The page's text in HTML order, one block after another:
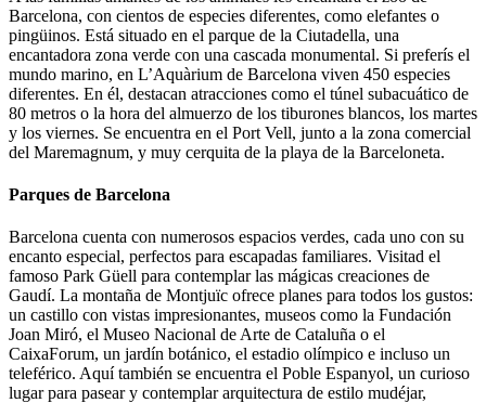
Barcelona, con cientos de especies diferentes, como elefantes o
pingüinos. Está situado en el parque de la Ciutadella, una
encantadora zona verde con una cascada monumental. Si preferís el
mundo marino, en L’Aquàrium de Barcelona viven 450 especies
diferentes. En él, destacan atracciones como el túnel subacuático de
80 metros o la hora del almuerzo de los tiburones blancos, los martes
y los viernes. Se encuentra en el Port Vell, junto a la zona comercial
del Maremagnum, y muy cerquita de la playa de la Barceloneta.
Parques de Barcelona
Barcelona cuenta con numerosos espacios verdes, cada uno con su
encanto especial, perfectos para escapadas familiares. Visitad el
famoso Park Güell para contemplar las mágicas creaciones de
Gaudí. La montaña de Montjuïc ofrece planes para todos los gustos:
un castillo con vistas impresionantes, museos como la Fundación
Joan Miró, el Museo Nacional de Arte de Cataluña o el
CaixaForum, un jardín botánico, el estadio olímpico e incluso un
teleférico. Aquí también se encuentra el Poble Espanyol, un curioso
lugar para pasear y contemplar arquitectura de estilo mudéjar,